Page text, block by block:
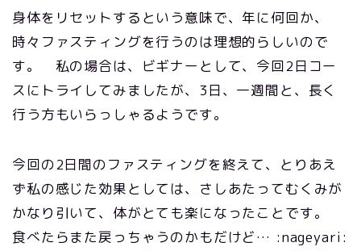
身体をリセットするという意味で、年に何回か、
時々ファスティングを行うのは理想的らしいので
す。 私の場合は、ビギナーとして、今回2日コー
スにトライしてみましたが、3日、一週間と、長く
行う方もいらっしゃるようです。
今回の2日間のファスティングを終えて、とりあえ
ず私の感じた効果としては、さしあたってむくみが
かなり引いて、体がとても楽になったことです。
食べたらまた戻っちゃうのかもだけど… :nageyari: